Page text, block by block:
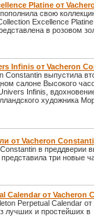
Platine от
свою
Excellence
в розовом
Infinis от Vacheron
Constantin выпустила
салоне Высокого
Infinis,
художника
от Vacheron
в преддверии
три новые
Calendar от Vacheron
Perpetual Calendar от
лучших и простейших в